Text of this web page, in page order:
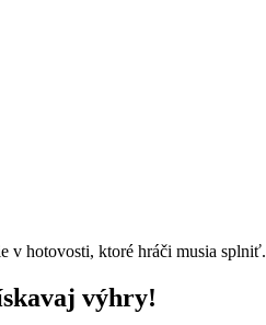
v hotovosti, ktoré hráči musia splniť.
výhry!